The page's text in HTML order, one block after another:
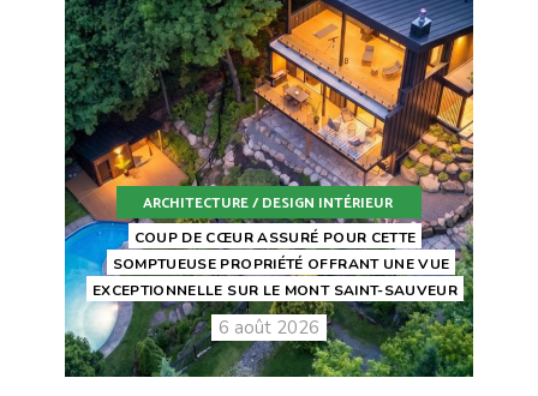
ARCHITECTURE / DESIGN INTÉRIEUR
COUP DE CŒUR ASSURÉ POUR CETTE
SOMPTUEUSE PROPRIÉTÉ OFFRANT UNE VUE
EXCEPTIONNELLE SUR LE MONT SAINT-SAUVEUR
6 août 2026